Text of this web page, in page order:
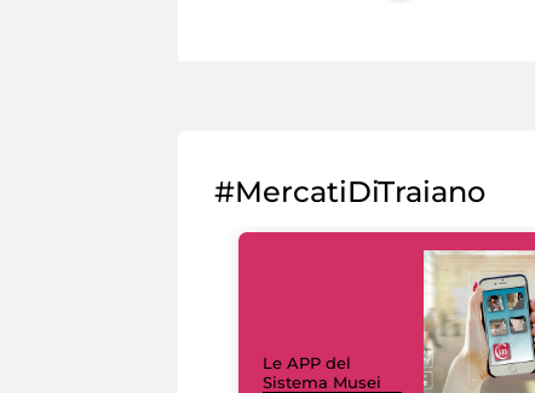
#MercatiDiTraiano
Le APP del
Sistema Musei